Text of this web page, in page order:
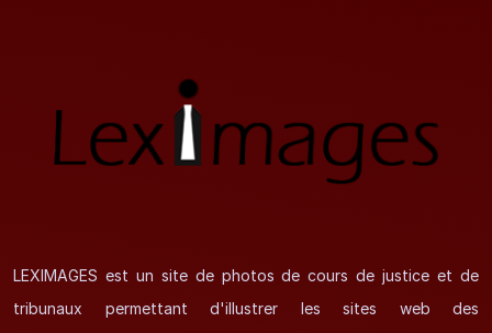
LEXIMAGES est un site de photos de cours de justice et de
tribunaux permettant d'illustrer les sites web des